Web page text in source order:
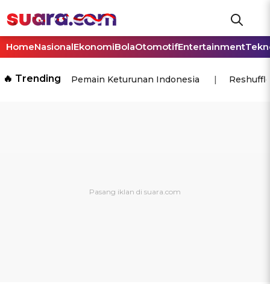
HomeNasionalEkonomiBolaOtomotifEntertainment
🔥 Trending Pemain Keturunan Indonesia